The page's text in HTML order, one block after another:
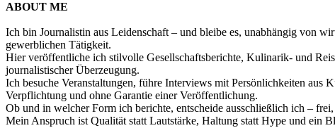
ABOUT ME
Ich bin Journalistin aus Leidenschaft – und bleibe es, unabhängig von
gewerblichen Tätigkeit.
Hier veröffentliche ich stilvolle Gesellschaftsberichte, Kulinarik- und
journalistischer Überzeugung.
Ich besuche Veranstaltungen, führe Interviews mit Persönlichkeiten aus
Verpflichtung und ohne Garantie einer Veröffentlichung.
Ob und in welcher Form ich berichte, entscheide ausschließlich ich –
Mein Anspruch ist Qualität statt Lautstärke, Haltung statt Hype und ein